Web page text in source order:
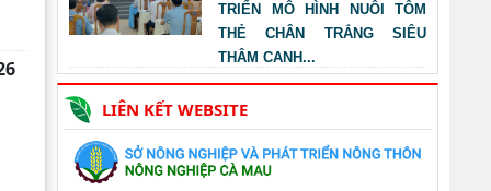
TRIỂN MÔ HÌNH NUÔI TÔM
THẺ CHÂN TRẮNG SIÊU
THÂM CANH...
LIÊN KẾT WEBSITE